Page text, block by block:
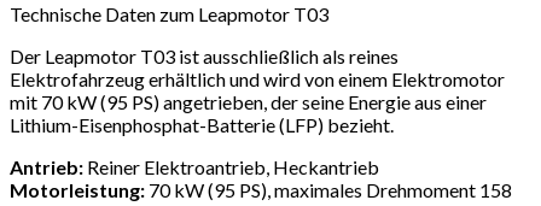
Technische Daten zum Leapmotor T03
Der Leapmotor T03 ist ausschließlich als reines
Elektrofahrzeug erhältlich und wird von einem Elektromotor
mit 70 kW (95 PS) angetrieben, der seine Energie aus einer
Lithium-Eisenphosphat-Batterie (LFP) bezieht.
Antrieb: Reiner Elektroantrieb, Heckantrieb
Motorleistung: 70 kW (95 PS), maximales Drehmoment 158